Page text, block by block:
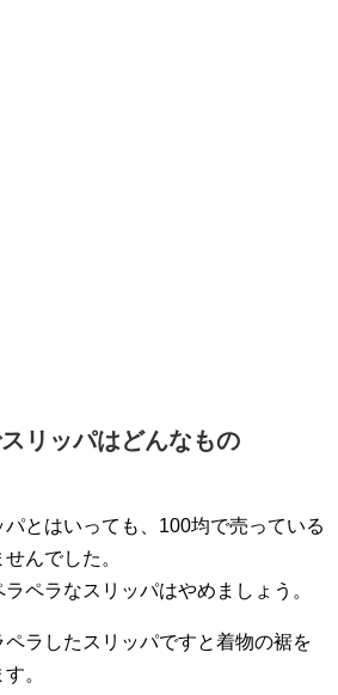
リッパはどんなもの
とはいっても、100均で売っている
んでした。
ペラなスリッパはやめましょう。
ラしたスリッパですと着物の裾を
。